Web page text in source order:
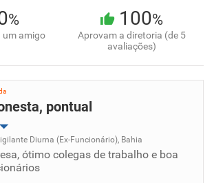
%
um amigo
100%
Aprovam a diretoria (de 5
avaliações)
pontual
de promoção
Diurna (Ex-Funcionário), Bahia
ótimo colegas de trabalho e boa